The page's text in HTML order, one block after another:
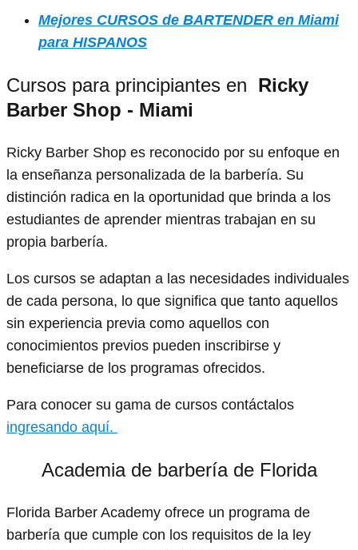
Mejores CURSOS de BARTENDER en Miami
para HISPANOS
Cursos para principiantes en Ricky
Barber Shop - Miami
Ricky Barber Shop es reconocido por su enfoque en
la enseñanza personalizada de la barbería. Su
distinción radica en la oportunidad que brinda a los
estudiantes de aprender mientras trabajan en su
propia barbería.
Los cursos se adaptan a las necesidades individuales
de cada persona, lo que significa que tanto aquellos
sin experiencia previa como aquellos con
conocimientos previos pueden inscribirse y
beneficiarse de los programas ofrecidos.
Para conocer su gama de cursos contáctalos
ingresando aquí.
Academia de barbería de Florida
Florida Barber Academy ofrece un programa de
barbería que cumple con los requisitos de la ley